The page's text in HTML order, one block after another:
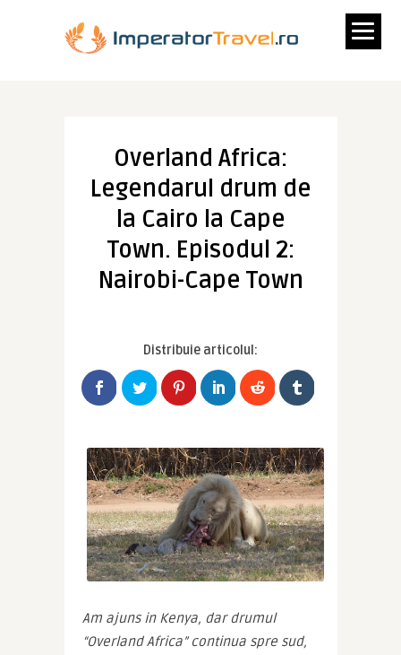
Overland Africa:
Legendarul drum de
la Cairo la Cape
Town. Episodul 2:
Nairobi-Cape Town
Distribuie articolul:
Am ajuns in Kenya, dar drumul
“Overland Africa” continua spre sud,